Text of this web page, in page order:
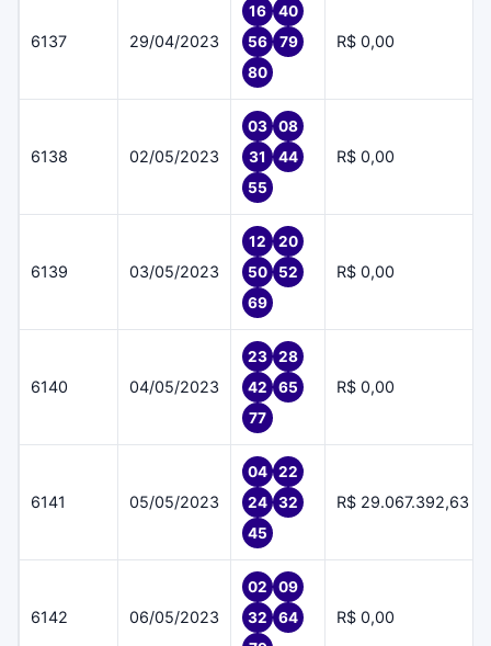
6137 29/04/2023
16
40
56
79
80
R$ 0,00
6138 02/05/2023
03
08
31
44
55
R$ 0,00
6139 03/05/2023
12
20
50
52
69
R$ 0,00
6140 04/05/2023
23
28
42
65
77
R$ 0,00
6141 05/05/2023
04
22
24
32
45
R$ 29.067.392,63
6142 06/05/2023
02
09
32
64
R$ 0,00